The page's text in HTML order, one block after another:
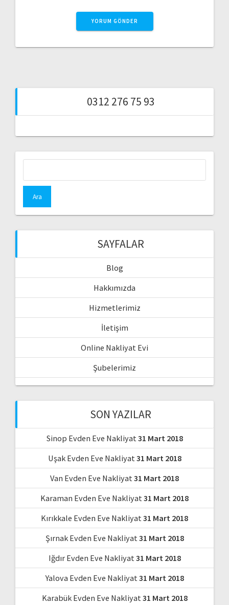
0312 276 75 93
SAYFALAR
Blog
Hakkımızda
Hizmetlerimiz
İletişim
Online Nakliyat Evi
Şubelerimiz
SON YAZILAR
Sinop Evden Eve Nakliyat31 Mart 2018
Uşak Evden Eve Nakliyat31 Mart 2018
Van Evden Eve Nakliyat31 Mart 2018
Karaman Evden Eve Nakliyat31 Mart 2018
Kırıkkale Evden Eve Nakliyat31 Mart 2018
Şırnak Evden Eve Nakliyat31 Mart 2018
Iğdır Evden Eve Nakliyat31 Mart 2018
Yalova Evden Eve Nakliyat31 Mart 2018
Karabük Evden Eve Nakliyat31 Mart 2018